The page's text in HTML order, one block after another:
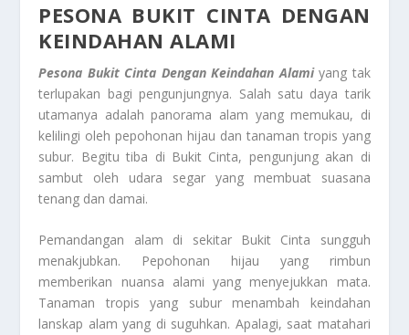
PESONA BUKIT CINTA DENGAN
KEINDAHAN ALAMI
Pesona Bukit Cinta Dengan Keindahan Alamiyang tak
terlupakan bagi pengunjungnya. Salah satu daya tarik
utamanya adalah panorama alam yang memukau, di
kelilingi oleh pepohonan hijau dan tanaman tropis yang
subur. Begitu tiba di Bukit Cinta, pengunjung akan di
sambut oleh udara segar yang membuat suasana
tenang dan damai.
Pemandangan alam di sekitar Bukit Cinta sungguh
menakjubkan. Pepohonan hijau yang rimbun
memberikan nuansa alami yang menyejukkan mata.
Tanaman tropis yang subur menambah keindahan
lanskap alam yang di suguhkan. Apalagi, saat matahari